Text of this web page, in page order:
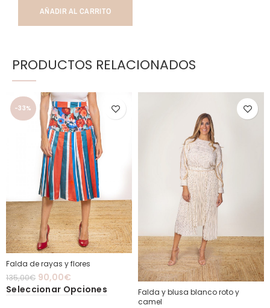
AÑADIR AL CARRITO
PRODUCTOS RELACIONADOS
-33%
Falda de rayas y flores
135,00€ 90,00€
Seleccionar Opciones
Falda y blusa blanco roto y
camel